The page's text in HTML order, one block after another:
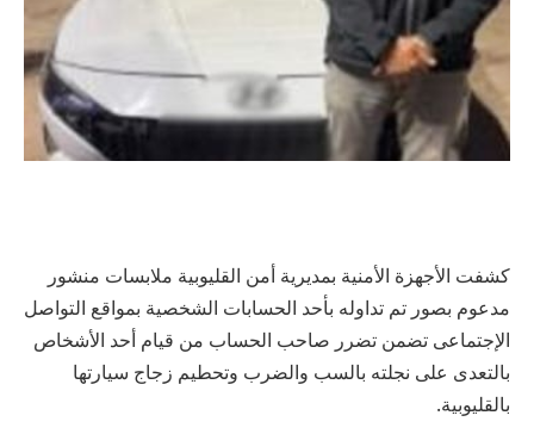
كشفت الأجهزة الأمنية بمديرية أمن القليوبية ملابسات منشور
مدعوم بصور تم تداوله بأحد الحسابات الشخصية بمواقع التواصل
الإجتماعى تضمن تضرر صاحب الحساب من قيام أحد الأشخاص
بالتعدى على نجلته بالسب والضرب وتحطيم زجاج سيارتها
بالقليوبية.